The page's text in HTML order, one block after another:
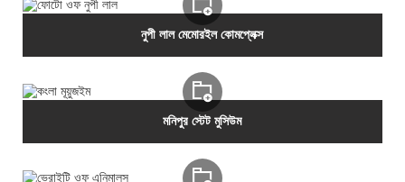
নুপী লাল মেমোরইল কোমপ্লেক্স
মনিপুর স্টেট মুসিউম